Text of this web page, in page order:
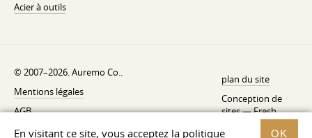
En visitant ce site, vous acceptez la politique OK
Acier à outils
© 2007–2026. Auremo Co..
Mentions légales
AGB
Politique de rétractation
plan du site
Conception de
sites —Fresh